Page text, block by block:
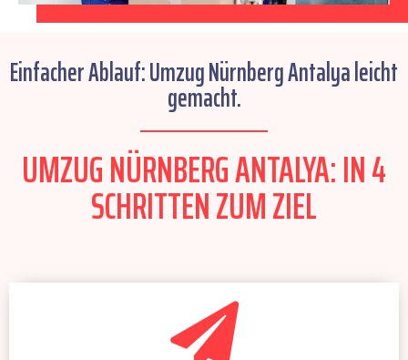
Einfacher Ablauf: Umzug Nürnberg Antalya leicht
gemacht.
UMZUG NÜRNBERG ANTALYA: IN 4
SCHRITTEN ZUM ZIEL